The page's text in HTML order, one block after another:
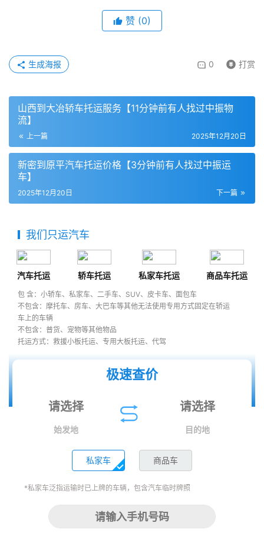
赞 (0)
0 打赏
生成海报
山西到大冶轿车托运服务【11分钟前有人找过中振物
流】
上一篇 2025年12月20日
新密到原平汽车托运价格【3分钟前有人找过中振运
车】
下一篇
2025年12月20日
我们只运汽车
汽车托运 轿车托运 私家车托运 商品车托运
包 含：小轿车、私家车、二手车、SUV、皮卡车、面包车
不包含：摩托车、房车、大巴车等其他无法使用专用方式固定在轿运
车上的车辆
不包含：普货、宠物等其他物品
托运方式：救援小板托运、专用大板托运、代驾
极速查价
始发地 目的地
私家车 商品车
*私家车泛指运输时已上牌的车辆，包含汽车临时牌照